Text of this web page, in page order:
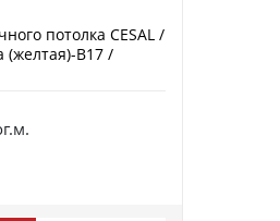
потолка CESAL /
(желтая)-B17 /